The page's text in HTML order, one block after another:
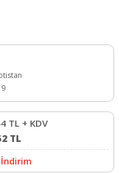
TL + KDV
TL
İndirim